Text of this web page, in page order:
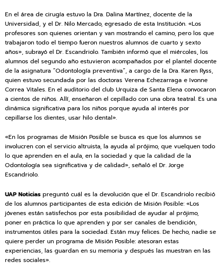
En el área de cirugía estuvo la Dra. Dalina Martínez, docente de la
Universidad, y el Dr. Nilo Mercado, egresado de esta Institución. «Los
profesores son quienes orientan y van mostrando el camino, pero los que
trabajaron todo el tiempo fueron nuestros alumnos de cuarto y sexto
años», subrayó el Dr. Escandriolo. También informó que el miércoles, los
alumnos del segundo año estuvieron acompañados por el plantel docente
de la asignatura “Odontología preventiva”, a cargo de la Dra. Karen Ryss,
quien estuvo secundada por las doctoras Verena Echezarraga e Ivonne
Correa Vitales. En el auditorio del club Urquiza de Santa Elena convocaron
a cientos de niños. Allí, enseñaron el cepillado con una obra teatral. Es una
dinámica significativa para los niños porque ayuda al interés por
cepillarse los dientes, usar hilo dental».
«En los programas de Misión Posible se busca es que los alumnos se
involucren con el servicio altruista, la ayuda al prójimo, que vuelquen todo
lo que aprenden en el aula, en la sociedad y que la calidad de la
Odontología sea significativa y de calidad», señaló el Dr. Jorge
Escandriolo.
UAP Noticias preguntó cuál es la devolución que el Dr. Escandriolo recibió
de los alumnos participantes de esta edición de Misión Posible: «Los
jóvenes están satisfechos por esta posibilidad de ayudar al prójimo,
poner en práctica lo que aprenden y por ser canales de bendición,
instrumentos útiles para la sociedad. Están muy felices. De hecho, nadie se
quiere perder un programa de Misión Posible: atesoran estas
experiencias, las guardan en su memoria y después las muestran en las
redes sociales».